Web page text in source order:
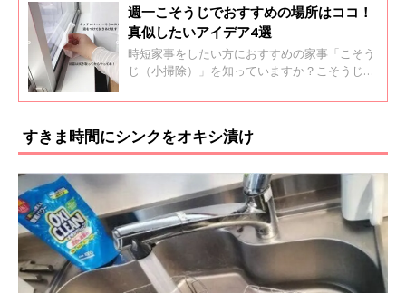
週一こそうじでおすすめの場所はココ！
真似したいアイデア4選
時短家事をしたい方におすすめの家事「こそう
じ（小掃除）」を知っていますか？こそうじ
が、今回は週一回こそうじ（小掃除）をしてい
すきま時間にシンクをオキシ漬け